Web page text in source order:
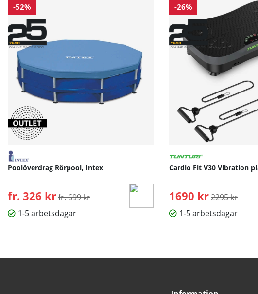
-52%
Poolöverdrag Rörpool, Intex
fr. 326 krOrdinarie pris:
fr. 699 kr
1-5 arbetsdagar
-26%
Cardio Fit V30 Vibration
1690 kr Ordinarie pris:
2295 kr
1-5 arbetsdagar